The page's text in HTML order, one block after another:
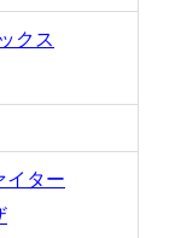
クス
イター